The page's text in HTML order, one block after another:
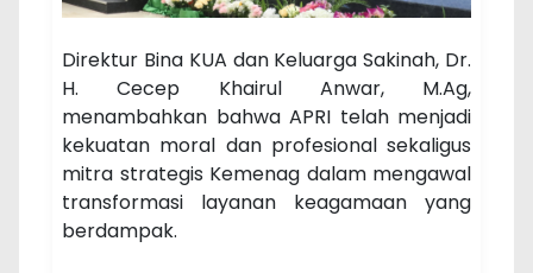
Direktur Bina KUA dan Keluarga Sakinah, Dr.
H. Cecep Khairul Anwar, M.Ag,
menambahkan bahwa APRI telah menjadi
kekuatan moral dan profesional sekaligus
mitra strategis Kemenag dalam mengawal
transformasi layanan keagamaan yang
berdampak.